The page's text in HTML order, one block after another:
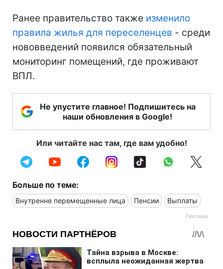
Ранее правительство также изменило
правила жилья для переселенцев - среди
нововведений появился обязательный
мониторинг помещений, где проживают
ВПЛ.
Не упустите главное! Подпишитесь на
наши обновления в Google!
Или читайте нас там, где вам удобно!
Больше по теме:
Внутренне перемещенные лица Пенсии Выплаты